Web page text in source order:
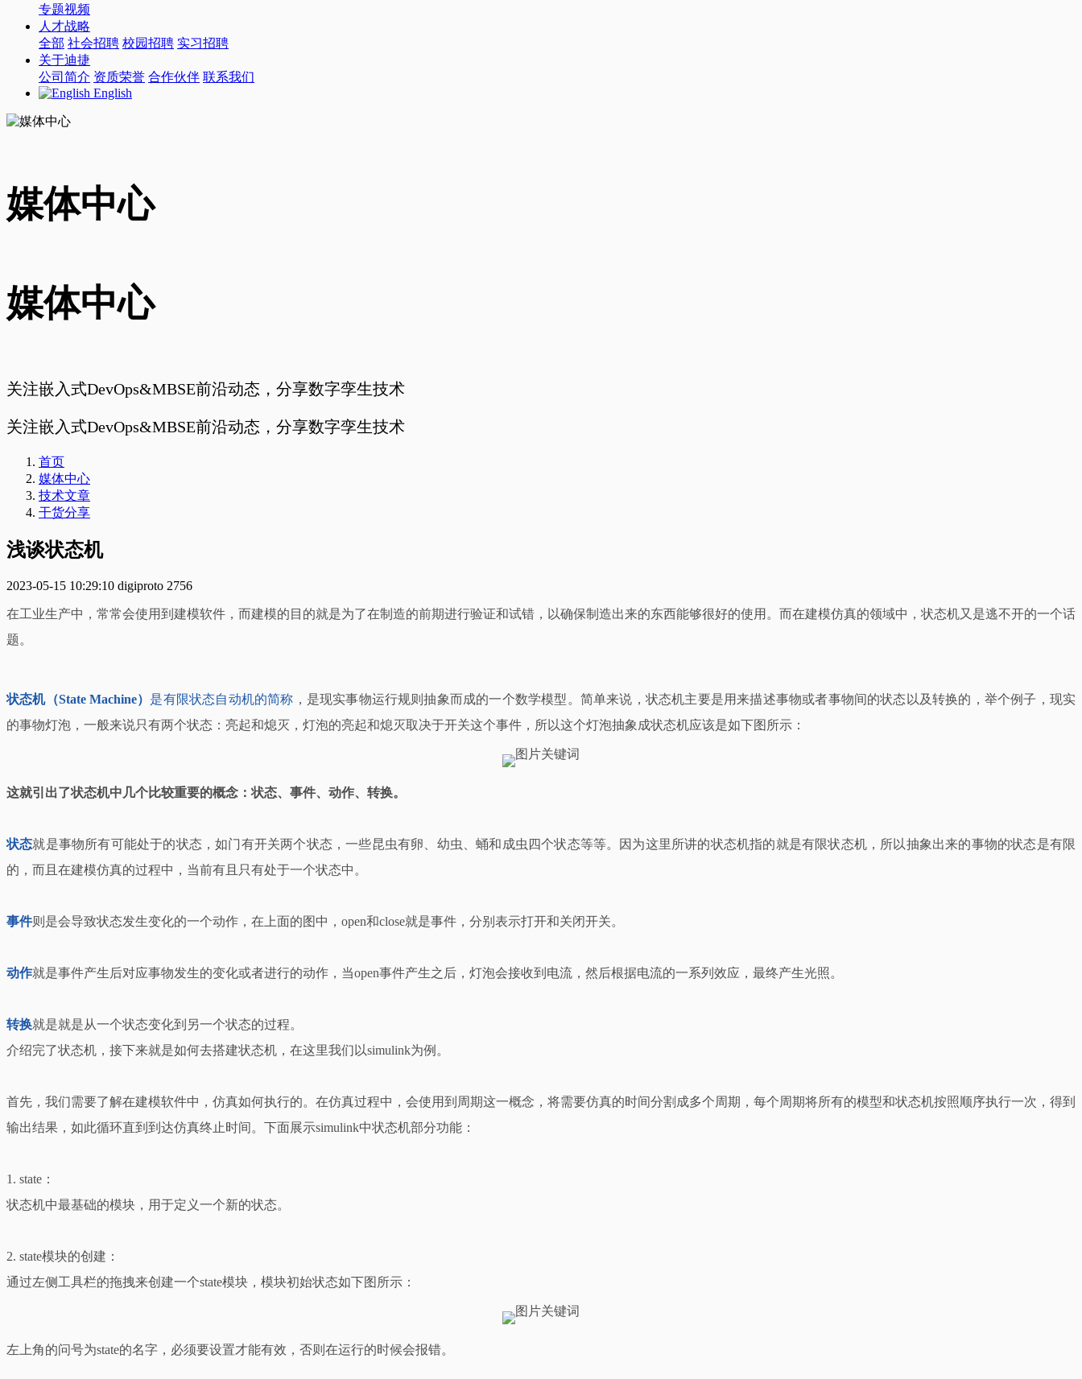
专题视频
人才战略
全部 社会招聘 校园招聘 实习招聘
关于迪捷
公司简介 资质荣誉 合作伙伴 联系我们
English
媒体中心
媒体中心
关注嵌入式DevOps&MBSE前沿动态，分享数字孪生技术
关注嵌入式DevOps&MBSE前沿动态，分享数字孪生技术
首页
媒体中心
技术文章
干货分享
浅谈状态机
2023-05-15 10:29:10 digiproto 2756
在工业生产中，常常会使用到建模软件，而建模的目的就是为了在制造的前期进行验证和试错，以确保制造出来的东西能够很好的使用。而在建模仿真的领域中，状态机又是逃不开的一个话
题。
状态机（State Machine） 是有限状态自动机的简称 ，是现实事物运行规则抽象而成的一个数学模型。简单来说，状态机主要是用来描述事物或者事物间的状态以及转换的，举个例子，现实
的事物灯泡，一般来说只有两个状态：亮起和熄灭，灯泡的亮起和熄灭取决于开关这个事件，所以这个灯泡抽象成状态机应该是如下图所示：
这就引出了状态机中几个比较重要的概念：状态、事件、动作、转换。
状态就是事物所有可能处于的状态，如门有开关两个状态，一些昆虫有卵、幼虫、蛹和成虫四个状态等等。因为这里所讲的状态机指的就是有限状态机，所以抽象出来的事物的状态是有限
的，而且在建模仿真的过程中，当前有且只有处于一个状态中。
事件则是会导致状态发生变化的一个动作，在上面的图中，open和close就是事件，分别表示打开和关闭开关。
动作就是事件产生后对应事物发生的变化或者进行的动作，当open事件产生之后，灯泡会接收到电流，然后根据电流的一系列效应，最终产生光照。
转换就是就是从一个状态变化到另一个状态的过程。
介绍完了状态机，接下来就是如何去搭建状态机，在这里我们以simulink为例。
首先，我们需要了解在建模软件中，仿真如何执行的。在仿真过程中，会使用到周期这一概念，将需要仿真的时间分割成多个周期，每个周期将所有的模型和状态机按照顺序执行一次，得到
输出结果，如此循环直到到达仿真终止时间。下面展示simulink中状态机部分功能：
1. state：
状态机中最基础的模块，用于定义一个新的状态。
2. state模块的创建：
通过左侧工具栏的拖拽来创建一个state模块，模块初始状态如下图所示：
左上角的问号为state的名字，必须要设置才能有效，否则在运行的时候会报错。